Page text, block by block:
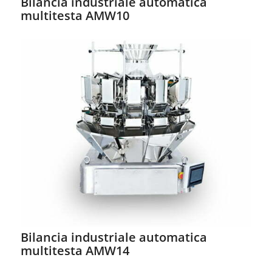
multitesta AMW10
Bilancia industriale automatica
multitesta AMW14